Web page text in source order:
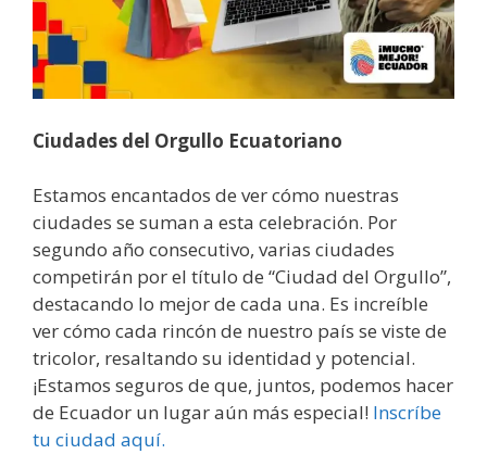
Ciudades del Orgullo Ecuatoriano
Estamos encantados de ver cómo nuestras
ciudades se suman a esta celebración. Por
segundo año consecutivo, varias ciudades
competirán por el título de “Ciudad del Orgullo”,
destacando lo mejor de cada una. Es increíble
ver cómo cada rincón de nuestro país se viste de
tricolor, resaltando su identidad y potencial.
¡Estamos seguros de que, juntos, podemos hacer
de Ecuador un lugar aún más especial! Inscríbe
tu ciudad aquí.